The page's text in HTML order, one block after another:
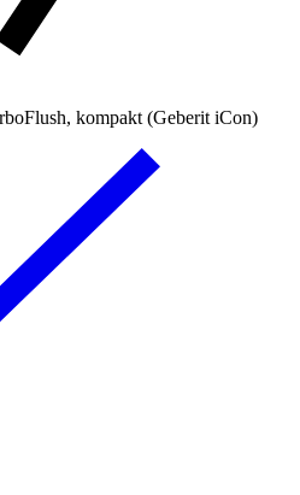
kompakt (Geberit iCon)